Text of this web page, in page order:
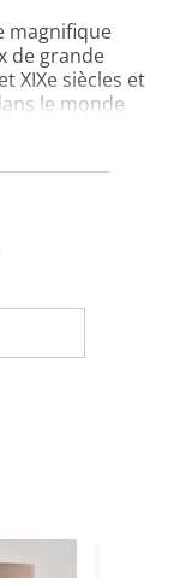
magnifique
de grande
XIXe siècles et
le monde